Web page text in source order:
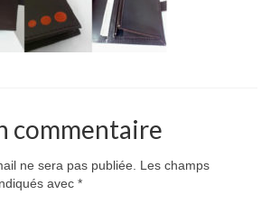
commentaire
ne sera pas publiée.
Les champs
avec *